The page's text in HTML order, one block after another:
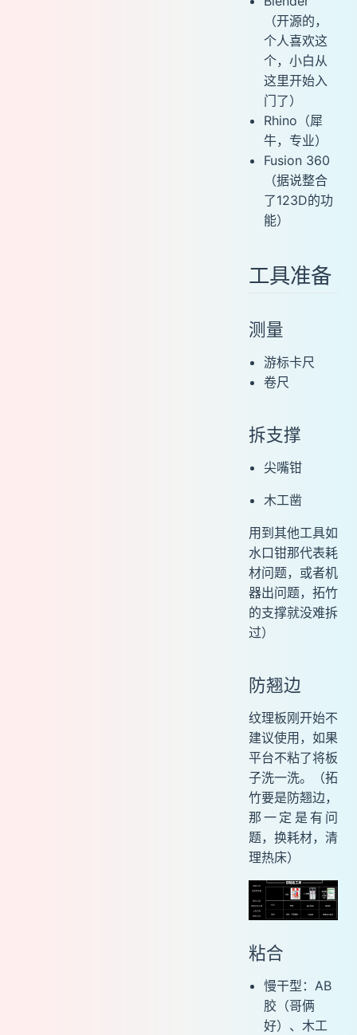
（开源的，
个人喜欢这
个，小白从
这里开始入
门了）
Rhino（犀
牛，专业）
Fusion 360
（据说整合
了123D的功
能）
工具准备
测量
游标卡尺
卷尺
拆支撑
尖嘴钳
木工凿
用到其他工具如
水口钳那代表耗
材问题，或者机
器出问题，拓竹
的支撑就没难拆
过）
防翘边
纹理板刚开始不
建议使用，如果
平台不粘了将板
子洗一洗。（拓
竹要是防翘边，
那一定是有问
题，换耗材，清
理热床）
粘合
慢干型：AB
胶（哥俩
好）、木工